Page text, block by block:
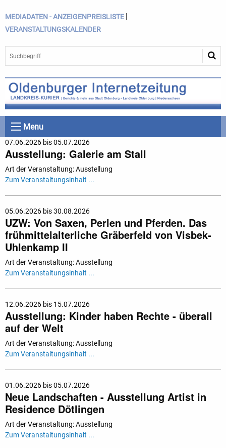
MEDIADATEN - ANZEIGENPREISLISTE |
VERANSTALTUNGSKALENDER
Menu
07.06.2026 bis 05.07.2026
Ausstellung: Galerie am Stall
Art der Veranstaltung: Ausstellung
Zum Veranstaltungsinhalt ...
05.06.2026 bis 30.08.2026
UZW: Von Saxen, Perlen und Pferden. Das
frühmittelalterliche Gräberfeld von Visbek-
Uhlenkamp II
Art der Veranstaltung: Ausstellung
Zum Veranstaltungsinhalt ...
12.06.2026 bis 15.07.2026
Ausstellung: Kinder haben Rechte - überall
auf der Welt
Art der Veranstaltung: Ausstellung
Zum Veranstaltungsinhalt ...
01.06.2026 bis 05.07.2026
Neue Landschaften - Ausstellung Artist in
Residence Dötlingen
Art der Veranstaltung: Ausstellung
Zum Veranstaltungsinhalt ...